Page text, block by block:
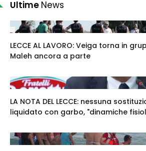
Ultime News
LECCE AL LAVORO: Veiga torna in
Maleh ancora a parte
LA NOTA DEL LECCE: nessuna
liquidato con garbo, "dinamiche